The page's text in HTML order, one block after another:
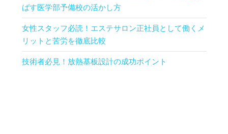
ばす医学部予備校の活かし方
女性スタッフ必読！エステサロン正社員として働くメ
リットと苦労を徹底比較
技術者必見！放熱基板設計の成功ポイント